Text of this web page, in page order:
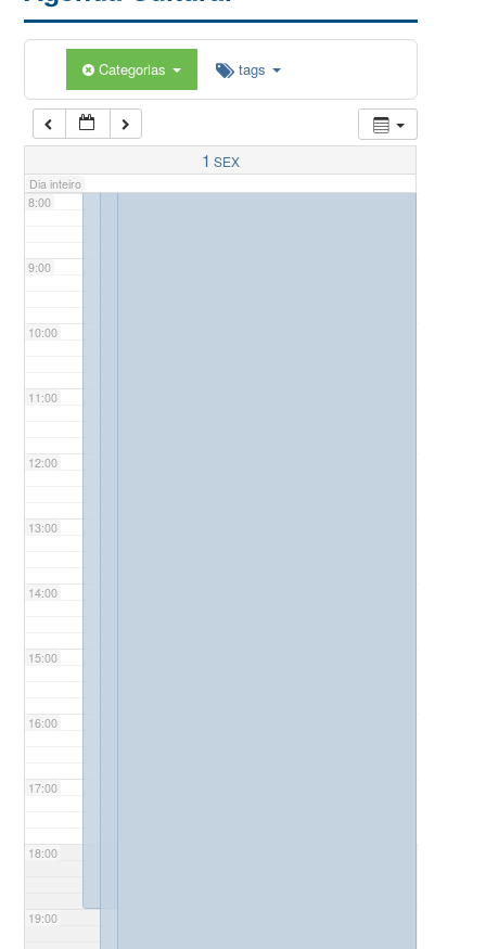
Categorias tags
1 SEX
Dia inteiro
5:00
7:00
8:00
9:00
10:00
11:00
12:00
13:00
14:00
15:00
16:00
17:00
18:00
19:00